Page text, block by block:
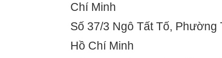
Chí Minh
Số 37/3 Ngô Tất Tố, Phường
Hồ Chí Minh